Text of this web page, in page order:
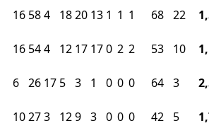
16 584 1820 13 1 1 1 68 22
16 544 12 17 170 2 2 53 10
6 26 17 5 3 1 0 0 0 64 3
10273 129 3 0 0 0 42 5